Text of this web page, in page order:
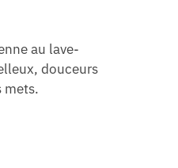
au lave-
douceurs
mets.